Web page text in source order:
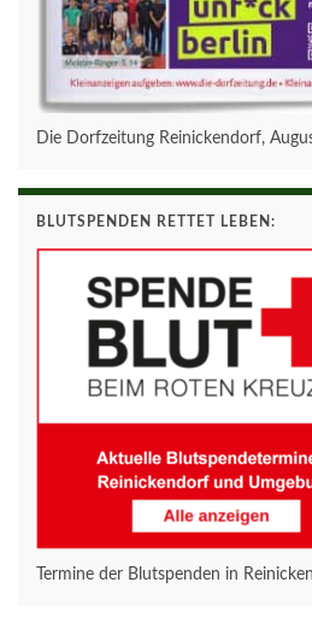
Die Dorfzeitung Reinickendorf,
BLUTSPENDEN RETTET LEBEN:
Termine der Blutspenden in